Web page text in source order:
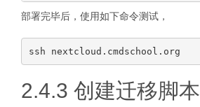
部署完毕后，使用如下命令测试，
2.4.3 创建迁移脚本